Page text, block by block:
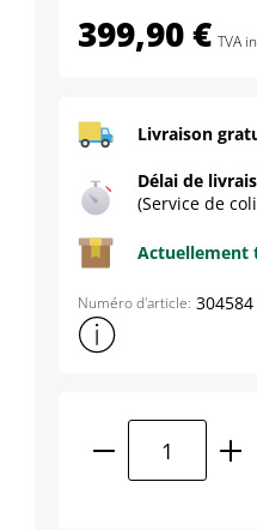
399,90 € TVA
Livraison
Délai de
(Service de
Actuellement
Numéro d'article: 304584
Afficher plus
Quantité